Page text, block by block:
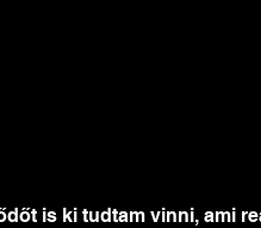
is ki tudtam vinni, ami